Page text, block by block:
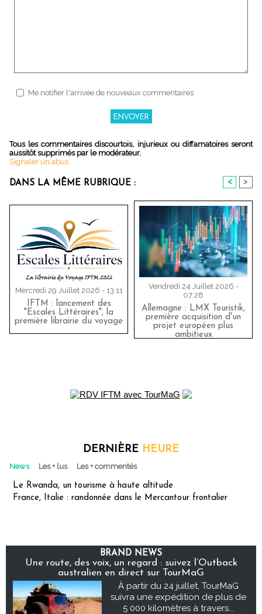
Me notifier l'arrivée de nouveaux commentaires
Tous les commentaires discourtois, injurieux ou diffamatoires seront
aussitôt supprimés par le modérateur.
Signaler un abus
DANS LA MÊME RUBRIQUE : < >
Mercredi 29 Juillet 2026 - 13:11
IFTM : lancement des
"Escales Littéraires", la
première librairie du voyage
Vendredi 24 Juillet 2026 -
07:28
Allemagne : LMX Touristik,
première acquisition d'un
projet européen plus
ambitieux
DERNIÈRE HEURE
News Les + lus Les + commentés
Le Rwanda, un tourisme à haute altitude
France, Italie : randonnée dans le Mercantour frontalier
BRAND NEWS
Une route, des voix, un regard : suivez l’Outback
australien en direct sur TourMaG
À partir du 24 juillet, TourMaG
suivra une expédition de plus de
5 000 kilomètres à travers...